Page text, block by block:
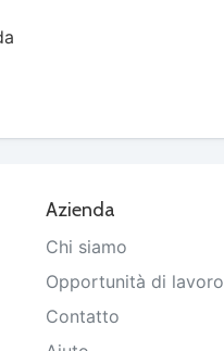
Azienda
Chi siamo
Opportunità di lavoro
Contatto